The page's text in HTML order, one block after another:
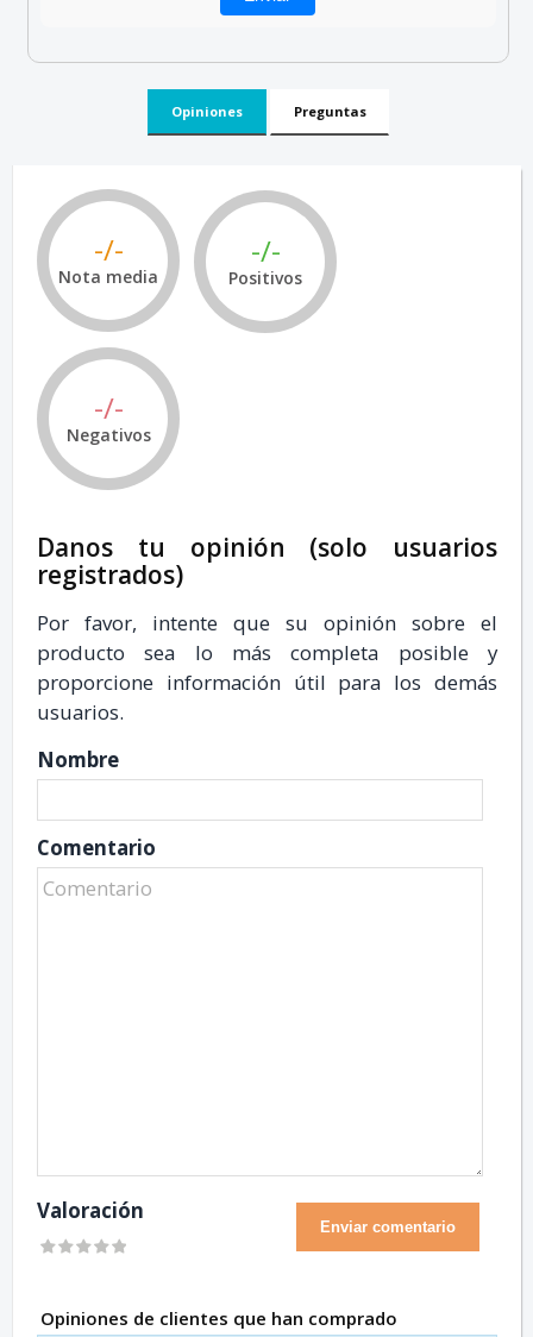
Opiniones Preguntas
-/-
Nota media
-/-
Positivos
-/-
Negativos
Danos tu opinión (solo usuarios
registrados)
Por favor, intente que su opinión sobre el
producto sea lo más completa posible y
proporcione información útil para los demás
usuarios.
Nombre
Comentario
Valoración
Opiniones de clientes que han comprado